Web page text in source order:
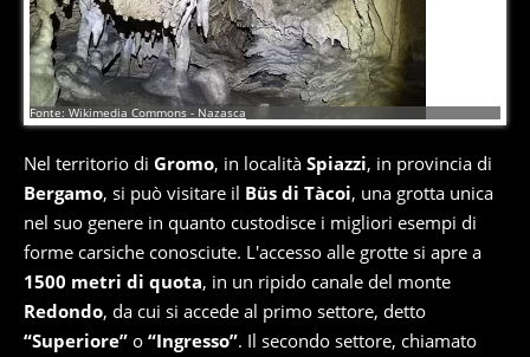
Fonte: Wikimedia Commons - Nazasca
Nel territorio di Gromo, in località Spiazzi, in provincia di
Bergamo, si può visitare il Büs di Tàcoi, una grotta unica
nel suo genere in quanto custodisce i migliori esempi di
forme carsiche conosciute. L'accesso alle grotte si apre a
1500 metri di quota, in un ripido canale del monte
Redondo, da cui si accede al primo settore, detto
“Superiore” o “Ingresso”. Il secondo settore, chiamato